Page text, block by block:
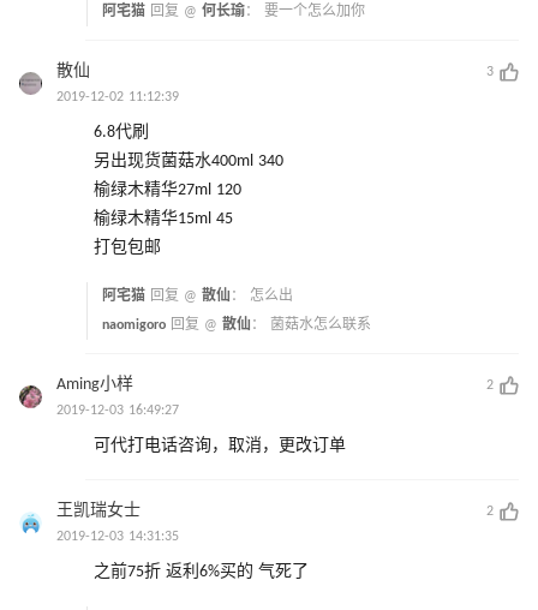
阿宅猫 回复 @ 何长瑜： 要一个怎么加你
散仙
3
2019-12-02 11:12:39
6.8代刷
另出现货菌菇水400ml 340
榆绿木精华27ml 120
榆绿木精华15ml 45
打包包邮
阿宅猫 回复 @ 散仙 ： 怎么出
naomigoro 回复 @ 散仙 ： 菌菇水怎么联系
Aming小样
2
2019-12-03 16:49:27
可代打电话咨询，取消，更改订单
王凯瑞女士
2
2019-12-03 14:31:35
之前75折 返利6%买的 气死了